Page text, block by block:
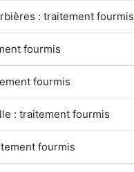
: traitement fourmis
fourmis
fourmis
: traitement fourmis
fourmis